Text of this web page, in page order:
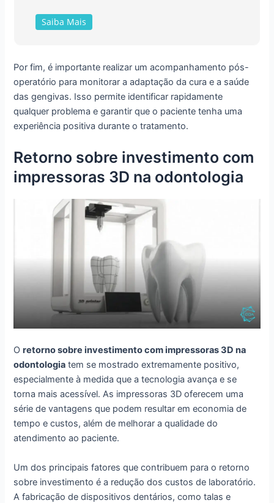
Saiba Mais
Por fim, é importante realizar um acompanhamento pós-
operatório para monitorar a adaptação da cura e a saúde
das gengivas. Isso permite identificar rapidamente
qualquer problema e garantir que o paciente tenha uma
experiência positiva durante o tratamento.
Retorno sobre investimento com
impressoras 3D na odontologia
Oretorno sobre investimento com impressoras 3D na
odontologia tem se mostrado extremamente positivo,
especialmente à medida que a tecnologia avança e se
torna mais acessível. As impressoras 3D oferecem uma
série de vantagens que podem resultar em economia de
tempo e custos, além de melhorar a qualidade do
atendimento ao paciente.
Um dos principais fatores que contribuem para o retorno
sobre investimento é a redução dos custos de laboratório.
A fabricação de dispositivos dentários, como talas e